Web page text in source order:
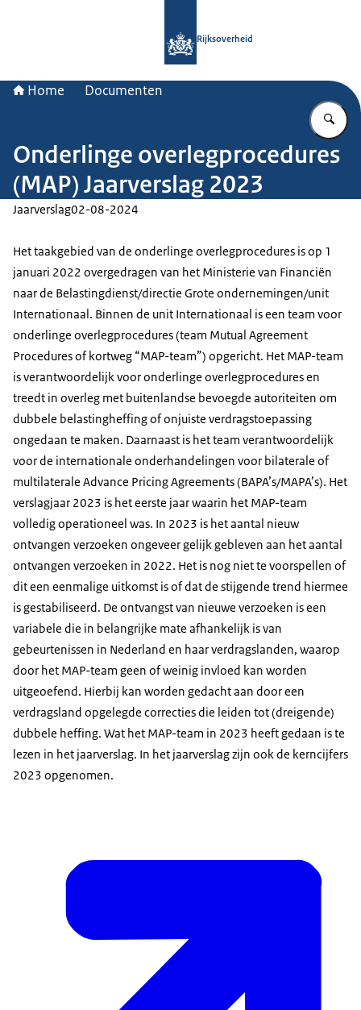
Rijksoverheid
Home Documenten
Onderlinge overlegprocedures
(MAP) Jaarverslag 2023
Jaarverslag02-08-2024
Het taakgebied van de onderlinge overlegprocedures is op 1
januari 2022 overgedragen van het Ministerie van Financiën
naar de Belastingdienst/directie Grote ondernemingen/unit
Internationaal. Binnen de unit Internationaal is een team voor
onderlinge overlegprocedures (team Mutual Agreement
Procedures of kortweg “MAP-team”) opgericht. Het MAP-team
is verantwoordelijk voor onderlinge overlegprocedures en
treedt in overleg met buitenlandse bevoegde autoriteiten om
dubbele belastingheffing of onjuiste verdragstoepassing
ongedaan te maken. Daarnaast is het team verantwoordelijk
voor de internationale onderhandelingen voor bilaterale of
multilaterale Advance Pricing Agreements (BAPA’s/MAPA’s). Het
verslagjaar 2023 is het eerste jaar waarin het MAP-team
volledig operationeel was. In 2023 is het aantal nieuw
ontvangen verzoeken ongeveer gelijk gebleven aan het aantal
ontvangen verzoeken in 2022. Het is nog niet te voorspellen of
dit een eenmalige uitkomst is of dat de stijgende trend hiermee
is gestabiliseerd. De ontvangst van nieuwe verzoeken is een
variabele die in belangrijke mate afhankelijk is van
gebeurtenissen in Nederland en haar verdragslanden, waarop
door het MAP-team geen of weinig invloed kan worden
uitgeoefend. Hierbij kan worden gedacht aan door een
verdragsland opgelegde correcties die leiden tot (dreigende)
dubbele heffing. Wat het MAP-team in 2023 heeft gedaan is te
lezen in het jaarverslag. In het jaarverslag zijn ook de kerncijfers
2023 opgenomen.